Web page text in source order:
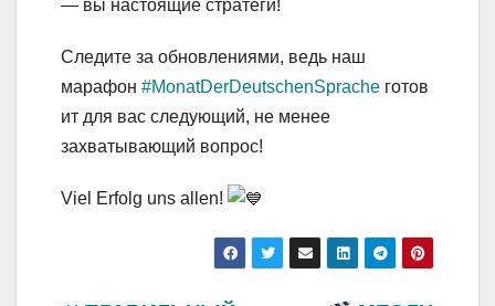
— вы настоящие стратеги!
Следите за обновлениями, ведь наш
марафон #MonatDerDeutschenSprache готов
ит для вас следующий, не менее
захватывающий вопрос!
Viel Erfolg uns allen!